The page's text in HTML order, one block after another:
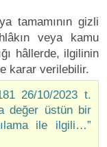
tamamının gizli
veya kamu
hâllerde, ilgilinin
karar verilebilir.
26/10/2023 t.
değer üstün bir
ile ilgili…”